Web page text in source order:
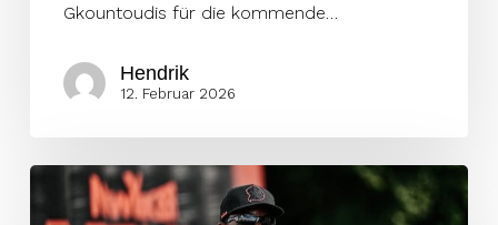
Gkountoudis für die kommende…
Hendrik
12. Februar 2026